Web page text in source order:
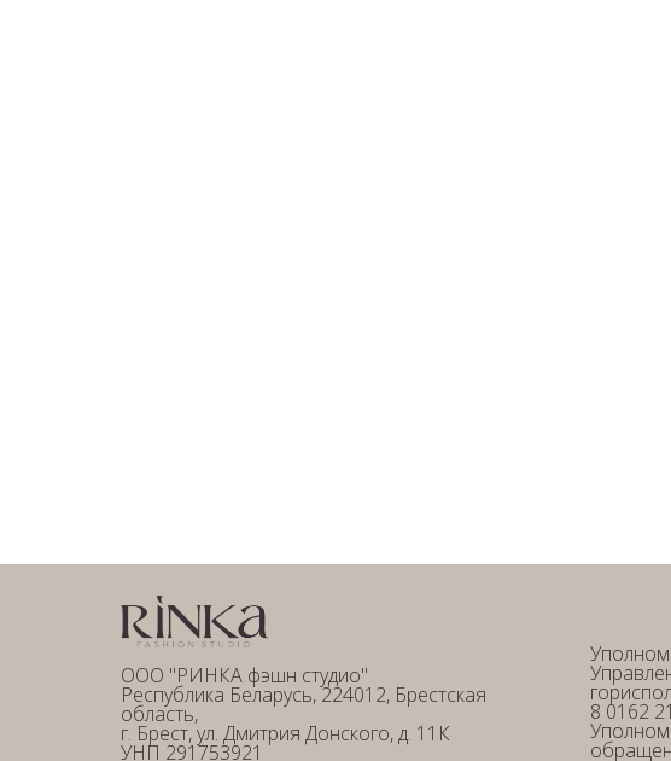
ООО "РИНКА фэшн студио"
Республика Беларусь, 224012, Брестская
область,
г. Брест, ул. Дмитрия Донского, д. 11К
УНП 291753921
8 0162